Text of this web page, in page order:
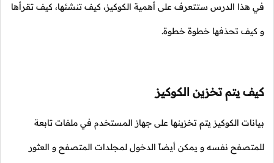
في هذا الدرس ستتعرف على أهمية الكوكيز، كيف تنشئها، كيف تقرأها
و كيف تحذفها خطوة خطوة.
كيف يتم تخزين الكوكيز
بيانات الكوكيز يتم تخزينها على جهاز المستخدم في ملفات تابعة
للمتصفح نفسه و يمكن أيضاً الدخول لمجلدات المتصفح و العثور